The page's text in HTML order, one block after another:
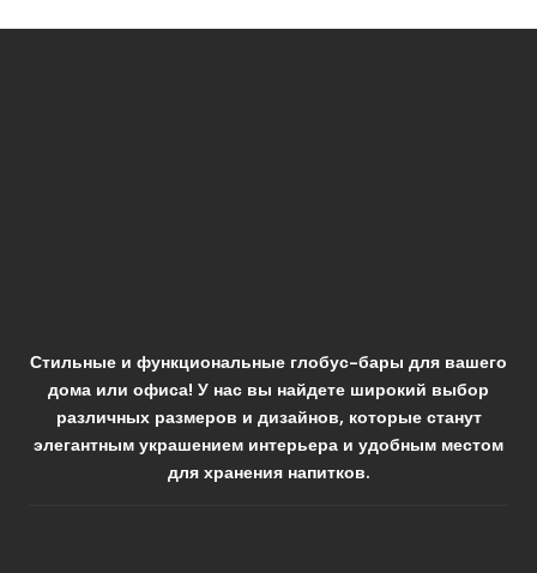
Стильные и функциональные глобус-бары для вашего
дома или офиса! У нас вы найдете широкий выбор
различных размеров и дизайнов, которые станут
элегантным украшением интерьера и удобным местом
для хранения напитков.